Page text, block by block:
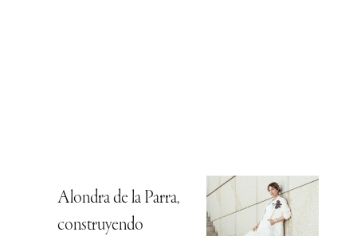
Alondra de la Parra,
construyendo